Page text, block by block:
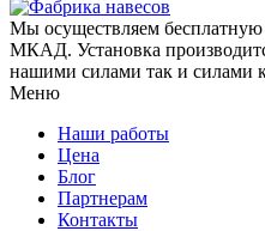
Мы осуществляем бесплатную
МКАД. Установка
нашими силами так и силами
Меню
Наши работы
Цена
Блог
Партнерам
Контакты